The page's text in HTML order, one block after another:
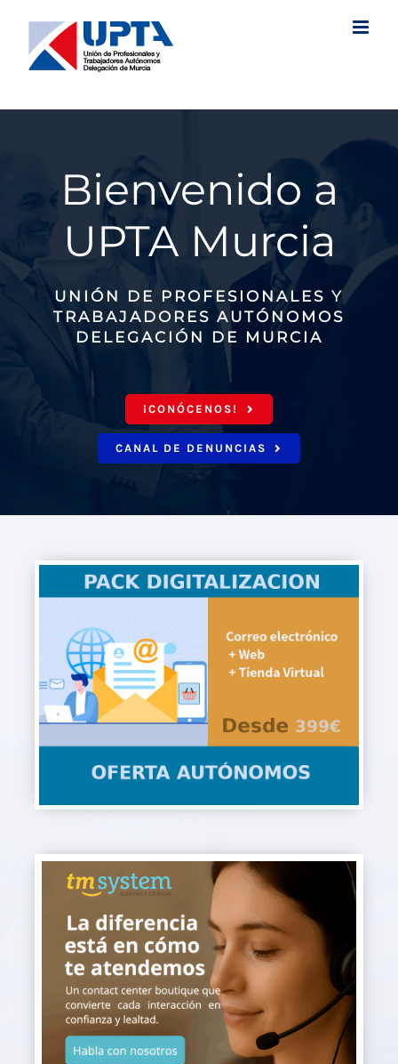
contenido
Bienvenido a
UPTA Murcia
UNIÓN DE PROFESIONALES Y
TRABAJADORES AUTÓNOMOS
DELEGACIÓN DE MURCIA
¡CONÓCENOS!
CANAL DE DENUNCIAS